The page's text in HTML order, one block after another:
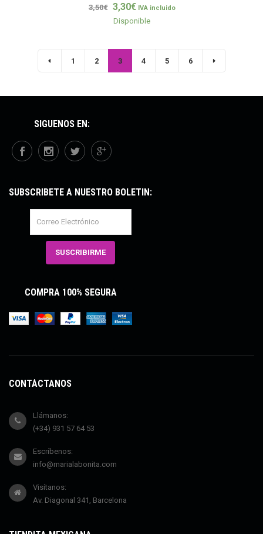
3,50€ 3,30€ IVA incluido
Disponible
1 2 3 4 5 6
SÍGUENOS EN:
SUBSCRÍBETE A NUESTRO BOLETÍN:
COMPRA 100% SEGURA
CONTÁCTANOS
Llámanos:
(+34) 931 57 64 53
Escríbenos:
info@marialabonita.com
Visítanos:
Av. Diagonal 341, Barcelona